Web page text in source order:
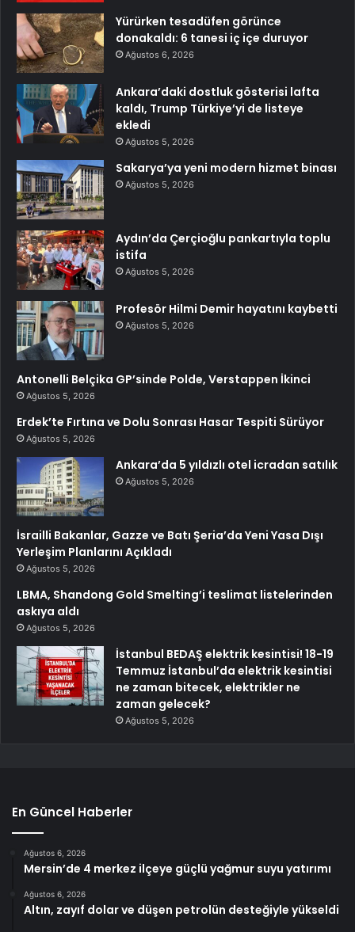
Yürürken tesadüfen görünce
donakaldı: 6 tanesi iç içe duruyor
Ağustos 6, 2026
Ankara’daki dostluk gösterisi lafta
kaldı, Trump Türkiye’yi de listeye
ekledi
Ağustos 5, 2026
Sakarya’ya yeni modern hizmet binası
Ağustos 5, 2026
Aydın’da Çerçioğlu pankartıyla toplu
istifa
Ağustos 5, 2026
Profesör Hilmi Demir hayatını kaybetti
Ağustos 5, 2026
Antonelli Belçika GP’sinde Polde, Verstappen İkinci
Ağustos 5, 2026
Erdek’te Fırtına ve Dolu Sonrası Hasar Tespiti Sürüyor
Ağustos 5, 2026
Ankara’da 5 yıldızlı otel icradan satılık
Ağustos 5, 2026
İsrailli Bakanlar, Gazze ve Batı Şeria’da Yeni Yasa Dışı
Yerleşim Planlarını Açıkladı
Ağustos 5, 2026
LBMA, Shandong Gold Smelting’i teslimat listelerinden
askıya aldı
Ağustos 5, 2026
İstanbul BEDAŞ elektrik kesintisi! 18-19
Temmuz İstanbul’da elektrik kesintisi
ne zaman bitecek, elektrikler ne
zaman gelecek?
Ağustos 5, 2026
En Güncel Haberler
Ağustos 6, 2026
Mersin’de 4 merkez ilçeye güçlü yağmur suyu yatırımı
Ağustos 6, 2026
Altın, zayıf dolar ve düşen petrolün desteğiyle yükseldi